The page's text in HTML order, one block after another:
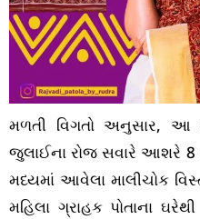
મળતી વિગતો અનુસાર, આ
જુલાઈના રોજ સવારે આશરે 8
મધ્યમાં આવેલા માલીચોક
મહિલા ગ્રાહક પોતાના